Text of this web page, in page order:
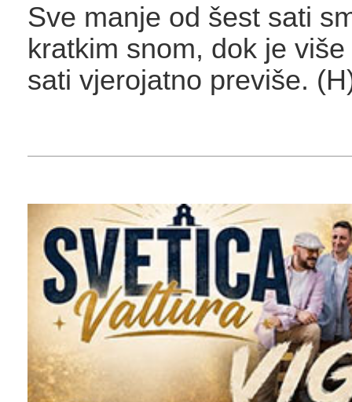
Sve manje od šest sati
kratkim snom, dok je
sati vjerojatno previše.